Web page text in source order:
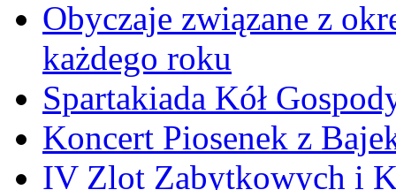
Obyczaje związane z
każdego roku
Spartakiada Kół
Koncert Piosenek z
IV Zlot Zabytkowych i